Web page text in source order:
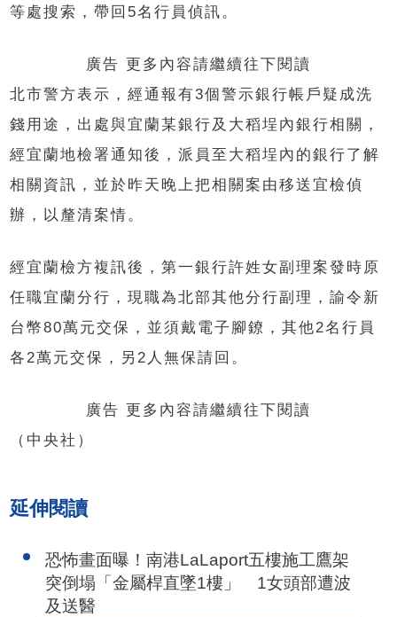
等處搜索，帶回5名行員偵訊。
廣告 更多內容請繼續往下閱讀
北市警方表示，經通報有3個警示銀行帳戶疑成洗
錢用途，出處與宜蘭某銀行及大稻埕內銀行相關，
經宜蘭地檢署通知後，派員至大稻埕內的銀行了解
相關資訊，並於昨天晚上把相關案由移送宜檢偵
辦，以釐清案情。
經宜蘭檢方複訊後，第一銀行許姓女副理案發時原
任職宜蘭分行，現職為北部其他分行副理，諭令新
台幣80萬元交保，並須戴電子腳鐐，其他2名行員
各2萬元交保，另2人無保請回。
廣告 更多內容請繼續往下閱讀
（中央社）
延伸閱讀
恐怖畫面曝！南港LaLaport五樓施工鷹架
突倒塌「金屬桿直墜1樓」 1女頭部遭波
及送醫